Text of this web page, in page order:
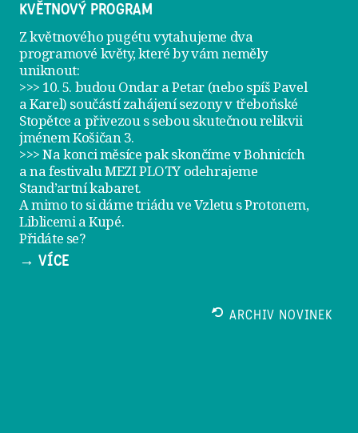
KVĚTNOVÝ PROGRAM
Z květnového pugétu vytahujeme dva
programové květy, které by vám neměly
uniknout:
>>> 10. 5. budou Ondar a Petar (nebo spíš Pavel
a Karel) součástí zahájení sezony vtřeboňské
Stopětce a přivezou s sebou skutečnou relikvii
jménemKošičan 3.
>>> Na konci měsíce pak skončíme v Bohnicích
a na festivaluMEZI PLOTY odehrajeme
Stand’artní kabaret.
A mimo to si dámetriádu ve Vzletu s Protonem,
Liblicemi a Kupé.
Přidáte se?
→ VÍCE
ARCHIV NOVINEK